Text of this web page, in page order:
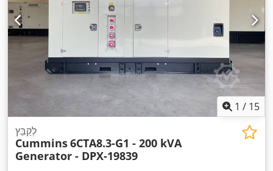
1 / 15
לְקַבֵּץ
Cummins6CTA8.3-G1 - 200 kVA
Generator - DPX-19839